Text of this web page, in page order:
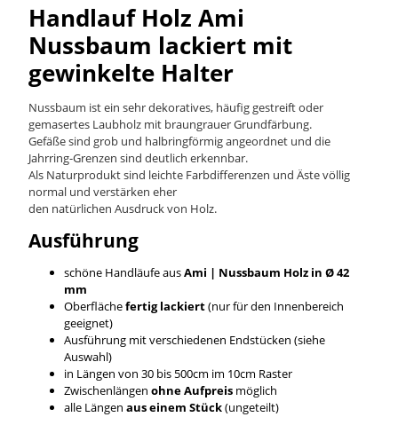
Handlauf Holz Ami
Nussbaum lackiert mit
gewinkelte Halter
Nussbaum ist ein sehr dekoratives, häufig gestreift oder
gemasertes Laubholz mit braungrauer Grundfärbung.
Gefäße sind grob und halbringförmig angeordnet und die
Jahrring-Grenzen sind deutlich erkennbar.
Als Naturprodukt sind leichte Farbdifferenzen und Äste völlig
normal und verstärken eher
den natürlichen Ausdruck von Holz.
Ausführung
schöne Handläufe ausAmi | Nussbaum Holz in Ø 42
mm
Oberflächefertig lackiert(nur für den Innenbereich
geeignet)
Ausführung mit verschiedenen Endstücken (siehe
Auswahl)
in Längen von 30 bis 500cm im 10cm Raster
Zwischenlängen ohne Aufpreis möglich
alle Längen aus einem Stück(ungeteilt)